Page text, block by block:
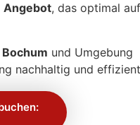
Angebot, das optimal
und Umgebung
nachhaltig und